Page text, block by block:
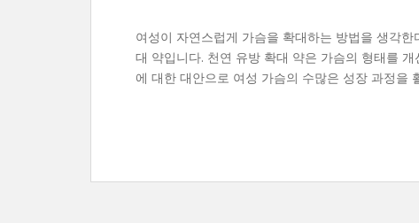
여성이 자연스럽게 가슴을 확대하는 방법을 생각
대 약입니다. 천연 유방 확대 약은 가슴의 형태를
에 대한 대안으로 여성 가슴의 수많은 성장 과정을